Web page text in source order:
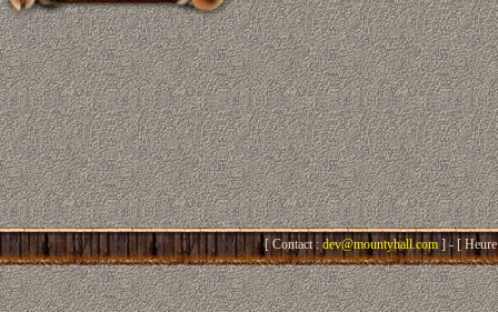
[ Contact : dev@mountyhall.com] - [ Heure